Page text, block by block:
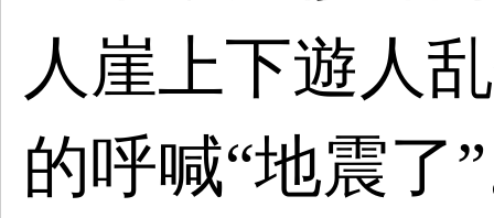
人崖上下遊人
的呼喊“地震了